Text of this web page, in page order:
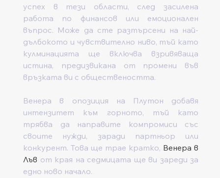
успех в тези области, след засилена
работа по финансов или емоционален
въпрос. Може да сте разтърсени на най-
дълбокото и чувствително ниво, тъй като
кулминацията ще включва взривяваща
истина, предизвикана от промени във
връзката ви с обществеността.
Венера в опозиция на Плутон добавя
интензитет към горното, тъй като
трябва да направите компромиси със
своите нужди, заради партньор или
конкурент. Това ще трае кратко, Венера в
Лъв от края на седмицата ще ви зареди за
едно ново начало.